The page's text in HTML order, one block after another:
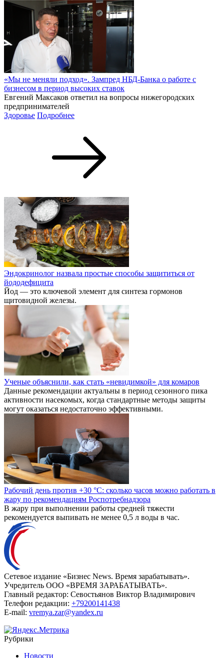
«Мы не меняли подход». Зампред НБД-Банка о работе с
бизнесом в период высоких ставок
Евгений Максаков ответил на вопросы нижегородских
предпринимателей
Здоровье Подробнее
Эндокринолог назвала простые способы защититься от
йододефицита
Йод — это ключевой элемент для синтеза гормонов
щитовидной железы.
Ученые объяснили, как стать «невидимкой» для комаров
Данные рекомендации актуальны в период сезонного пика
активности насекомых, когда стандартные методы защиты
могут оказаться недостаточно эффективными.
Рабочий день против +30 °C: сколько часов можно работать в
жару по рекомендациям Роспотребнадзора
В жару при выполнении работы средней тяжести
рекомендуется выпивать не менее 0,5 л воды в час.
Сетевое издание «Бизнес News. Время зарабатывать».
Учредитель ООО «ВРЕМЯ ЗАРАБАТЫВАТЬ».
Главный редактор: Севостьянов Виктор Владимирович
Телефон редакции: +79200141438
E-mail: vremya.zar@yandex.ru
Рубрики
Новости